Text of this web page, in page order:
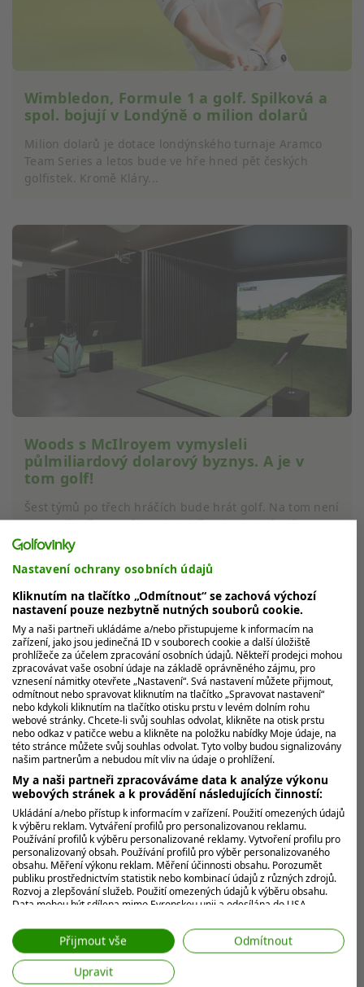
Wimbledon, Formule 1 a golf. Spilková a
spol. bojují v Londýně o milion dolarů
Milion dolarů je dotace londýnského turnaje Aramco
Team Series a letos bude ve hře hned pět českých
golfistek. Kromě Kláry...
Woods s McIlroyem vymysleli
půlmiliardový dolarový byznys. A je v
tom golf!
Šest týmů po třech hráčích bude hrát golf. Na tom není
zase tolik převratného. Ale když se bude hrát díky
moderním technologiím...
MOHLO BY VÁS ZAJÍMAT
Nastavení ochrany osobních údajů
Kliknutím na tlačítko „Odmítnout“ se zachová výchozí
nastavení pouze nezbytně nutných souborů cookie.
My a naši partneři ukládáme a/nebo přistupujeme k informacím na
zařízení, jako jsou jedinečná ID v souborech cookie a další úložiště
prohlížeče za účelem zpracování osobních údajů. Někteří prodejci mohou
zpracovávat vaše osobní údaje na základě oprávněného zájmu, pro
vznesení námitky otevřete „Nastavení“. Svá nastavení můžete přijmout,
odmítnout nebo spravovat kliknutím na tlačítko „Spravovat nastavení“
nebo kdykoli kliknutím na tlačítko otisku prstu v levém dolním rohu
webové stránky. Chcete-li svůj souhlas odvolat, klikněte na otisk prstu
nebo odkaz v patičce webu a klikněte na položku nabídky Moje údaje, na
této stránce můžete svůj souhlas odvolat. Tyto volby budou signalizovány
našim partnerům a nebudou mít vliv na údaje o prohlížení.
My a naši partneři zpracováváme data k analýze výkonu
webových stránek a k provádění následujících činností:
Ukládání a/nebo přístup k informacím v zařízení. Použití omezených údajů
k výběru reklam. Vytváření profilů pro personalizovanou reklamu.
Používání profilů k výběru personalizované reklamy. Vytvoření profilu pro
personalizovaný obsah. Používání profilů pro výběr personalizovaného
obsahu. Měření výkonu reklam. Měření účinnosti obsahu. Porozumět
publiku prostřednictvím statistik nebo kombinací údajů z různých zdrojů.
Rozvoj a zlepšování služeb. Použití omezených údajů k výběru obsahu.
Data mohou být sdílena mimo Evropskou unii a odesílána do USA.
web/aplikaci.
Zobrazit seznam partnerů (7 Prodejci IAB)
Vaše údaje používáme pro následující účely:
Přijmout vše
Odmítnout
Upravit